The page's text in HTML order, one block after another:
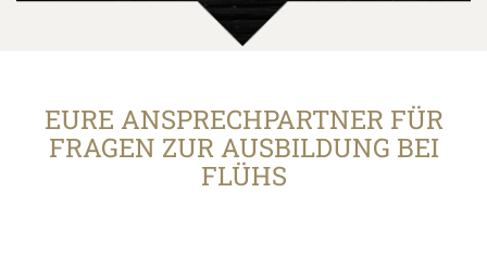
Virtueller Berufsfelderkundung bei Flühs
mit dem Bergstadt-Gymnasium
EURE ANSPRECHPARTNER FÜR
FRAGEN ZUR AUSBILDUNG BEI
FLÜHS